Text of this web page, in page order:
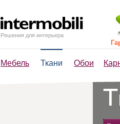
Решения для интерьера
Мебель Ткани Обои